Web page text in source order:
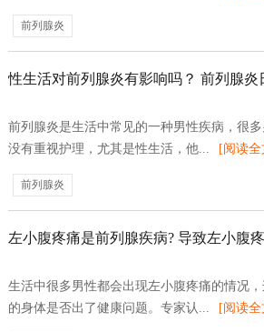
前列腺炎
性生活对前列腺炎有影响吗？ 前列腺炎
前列腺炎是生活中常见的一种男性疾病，很
没有重视护理，尤其是性生活，他...
[阅读全
前列腺炎
左小腹疼痛是前列腺疾病? 导致左小腹
生活中很多男性都会出现左小腹疼痛的情况
的身体是否出了健康问题。专家认...
[阅读全